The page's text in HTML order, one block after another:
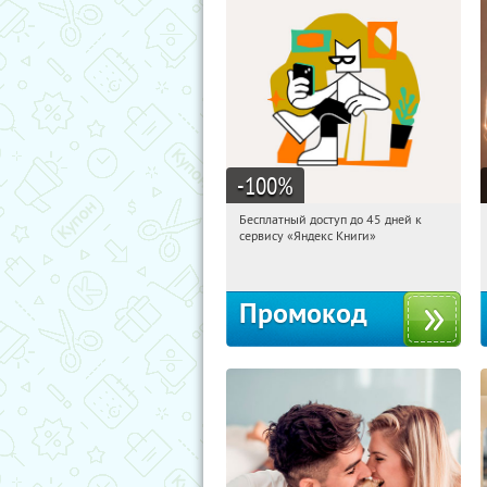
-100%
04:01:14
Получи первым!
Бесплатный доступ до 45 дней к
сервису «Яндекс Книги»
Промокод